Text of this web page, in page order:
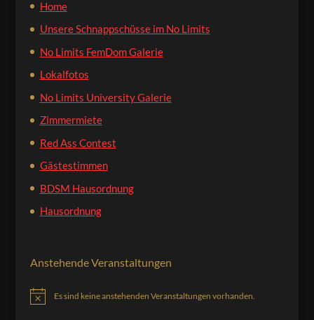
Home
Unsere Schnappschüsse im No Limits
No Limits FemDom Galerie
Lokalfotos
No Limits University Galerie
Zimmermiete
Red Ass Contest
Gästestimmen
BDSM Hausordnung
Hausordnung
Anstehende Veranstaltungen
HinweisEs sind keine anstehenden Veranstaltungen vorhanden.